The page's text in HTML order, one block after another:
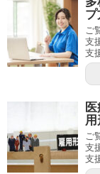
プ
ご
支
支
ご
支
支